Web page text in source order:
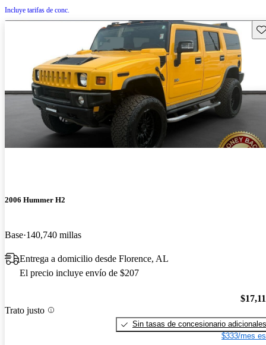
Incluye tarifas de conc.
2006 Hummer H2
Base 140,740 millas
Entrega a domicilio desde Florence, AL
El precio incluye envío de $207
Trato justo
Sin tasas de concesionario adicionales
$333/mes